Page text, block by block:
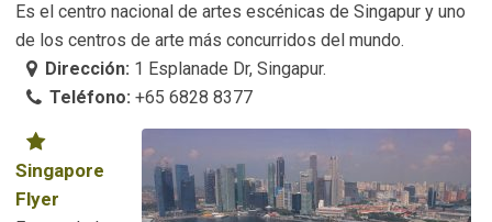
Es el centro nacional de artes escénicas de Singapur y uno
de los centros de arte más concurridos del mundo.
Dirección: 1 Esplanade Dr, Singapur.
Teléfono: +65 6828 8377
Singapore
Flyer